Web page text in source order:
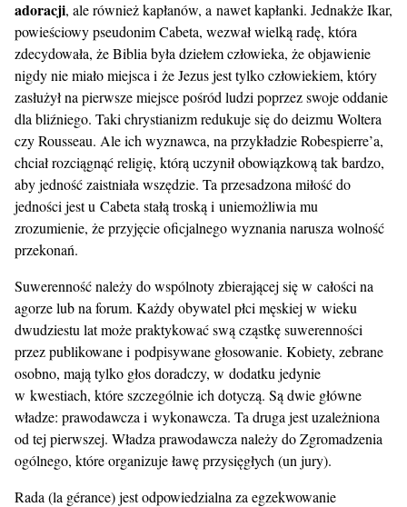
adoracji, ale również kapłanów, a nawet kapłanki. Jednakże Ikar,
powieściowy pseudonim Cabeta, wezwał wielką radę, która
zdecydowała, że Biblia była dziełem człowieka, że objawienie
nigdy nie miało miejsca i że Jezus jest tylko człowiekiem, który
zasłużył na pierwsze miejsce pośród ludzi poprzez swoje oddanie
dla bliźniego. Taki chrystianizm redukuje się do deizmu Woltera
czy Rousseau. Ale ich wyznawca, na przykładzie Robespierre’a,
chciał rozciągnąć religię, którą uczynił obowiązkową tak bardzo,
aby jedność zaistniała wszędzie. Ta przesadzona miłość do
jedności jest u Cabeta stałą troską i uniemożliwia mu
zrozumienie, że przyjęcie oficjalnego wyznania narusza wolność
przekonań.
Suwerenność należy do wspólnoty zbierającej się w całości na
agorze lub na forum. Każdy obywatel płci męskiej w wieku
dwudziestu lat może praktykować swą cząstkę suwerenności
przez publikowane i podpisywane głosowanie. Kobiety, zebrane
osobno, mają tylko głos doradczy, w dodatku jedynie
w kwestiach, które szczególnie ich dotyczą. Są dwie główne
władze: prawodawcza i wykonawcza. Ta druga jest uzależniona
od tej pierwszej. Władza prawodawcza należy do Zgromadzenia
ogólnego, które organizuje ławę przysięgłych (un jury).
Rada (la gérance) jest odpowiedzialna za egzekwowanie